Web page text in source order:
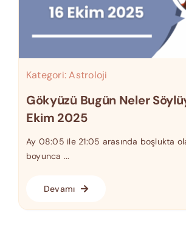
Kategori:Astroloji
Gökyüzü Bugün Neler
Ekim 2025
Ay 08:05 ile 21:05 arasında boşlukta
boyunca ...
Devamı